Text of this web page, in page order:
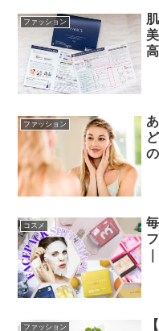
ファッション
ファッション
コスメ
ファッション